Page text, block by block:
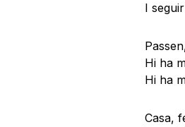
I
Hi ha
Hi ha
Casa,